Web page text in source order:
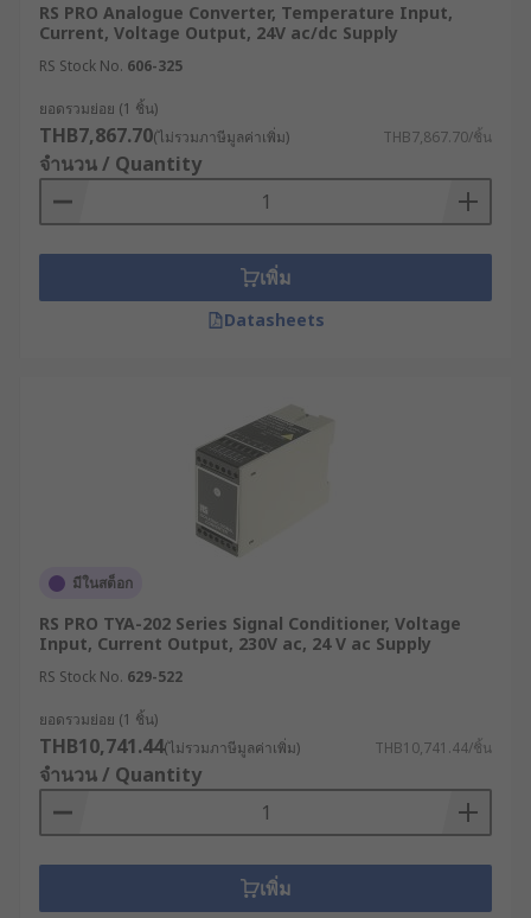
RS PRO Analogue Converter, Temperature Input,
Current, Voltage Output, 24V ac/dc Supply
RS Stock No. 606-325
ยอดรวมย่อย (1 ชิ้น)
THB7,867.70(ไม่รวมภาษีมูลค่าเพิ่ม) THB7,867.70/ชิ้น
จำนวน / Quantity
เพิ่ม
Datasheets
มีในสต็อก
RS PRO TYA-202 Series Signal Conditioner, Voltage
Input, Current Output, 230V ac, 24 V ac Supply
RS Stock No. 629-522
ยอดรวมย่อย (1 ชิ้น)
THB10,741.44(ไม่รวมภาษีมูลค่าเพิ่ม) THB10,741.44/ชิ้น
จำนวน / Quantity
เพิ่ม